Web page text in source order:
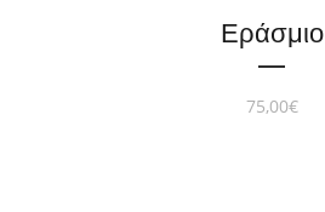
Εράσμιο
75,00€